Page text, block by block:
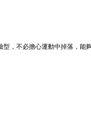
，不必擔心運動中掉落，能